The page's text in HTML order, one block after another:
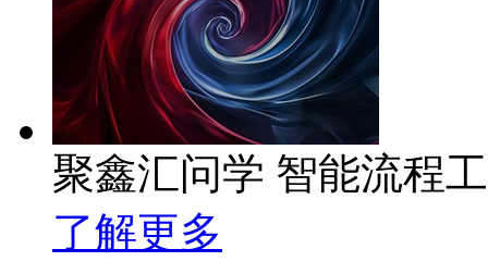
聚鑫汇问学 智能流程
了解更多